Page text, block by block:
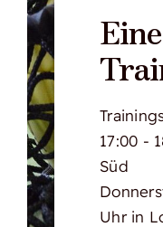
17:00 -
Süd
Uhr in